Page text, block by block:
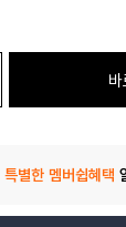
특별한 멤버쉽혜택